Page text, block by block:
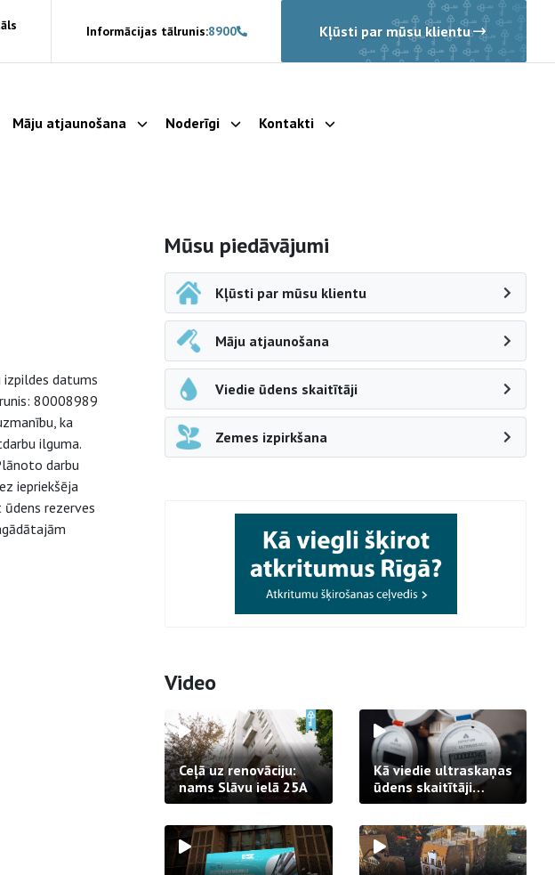
Informācijas tālrunis:8900 Kļūsti par mūsu klientu
apakšizvēlni
Māju atjaunošana Parādīt apakšizvēlni
Noderīgi Parādīt apakšizvēlni
Kontakti Parādīt apakšizvēlni
datums
80008989
ka
ilguma.
darbu
iepriekšēja
rezerves
Sāna navigācija
Mūsu piedāvājumi
Kļūsti par mūsu klientu
Māju atjaunošana
Viedie ūdens skaitītāji
Zemes izpirkšana
Video
Ceļā uz renovāciju:
nams Slāvu ielā 25A
Kā viedie ultraskaņas
ūdens skaitītāji
strādā praksē